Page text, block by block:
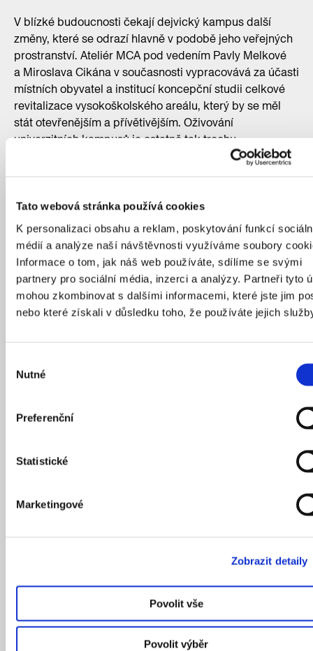
Tato webová stránka používá cookies
K personalizaci obsahu a reklam, poskytování funkcí
médií a analýze naší návštěvnosti využíváme soubory
Informace o tom, jak náš web používáte, sdílíme se svými
partnery pro sociální média, inzerci a analýzy. Partneři tyto
mohou zkombinovat s dalšími informacemi, které jste jim
nebo které získali v důsledku toho, že používáte jejich
souhlasu
Nutné
Preferenční
Statistické
Marketingové
Zobrazit detaily
Povolit vše
Povolit výběr
V blízké budoucnosti čekají dejvický kampus další
změny, které se odrazí hlavně v podobě jeho veřejných
prostranství. Ateliér MCA pod vedením Pavly Melkové
a Miroslava Cikána v současnosti vypracovává za účasti
místních obyvatel a institucí koncepční studii celkové
revitalizace vysokoškolského areálu, který by se měl
stát otevřenějším a přívětivějším. Oživování
univerzitních kampusů je ostatně tak trochu
celopražský trend, obnovy se dočká i Albertov nebo
Z univerzitního areálu vyrazíme kolem semináře
a kostela sv. Vojtěcha, kde dnes sídlí Katolická
teologická fakulta UK. Budovy z let 1925–1927 navrhl
stavební rada František Havlena, jenž se už dříve
osvědčil při stavbě arcibiskupského gymnázia. Hlavní
budova má půdorys tvaru širokého U a k její zadní části
se připojuje kostel sv. Vojtěcha, mající podobu trojlodní
baziliky a ornamentální výzdobu v byzantském stylu.
teologické fakultě.
Naše trasa pokračuje přes tramvajové koleje na